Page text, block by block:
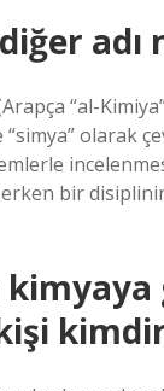
adı
“al-
“simya” olarak
bir